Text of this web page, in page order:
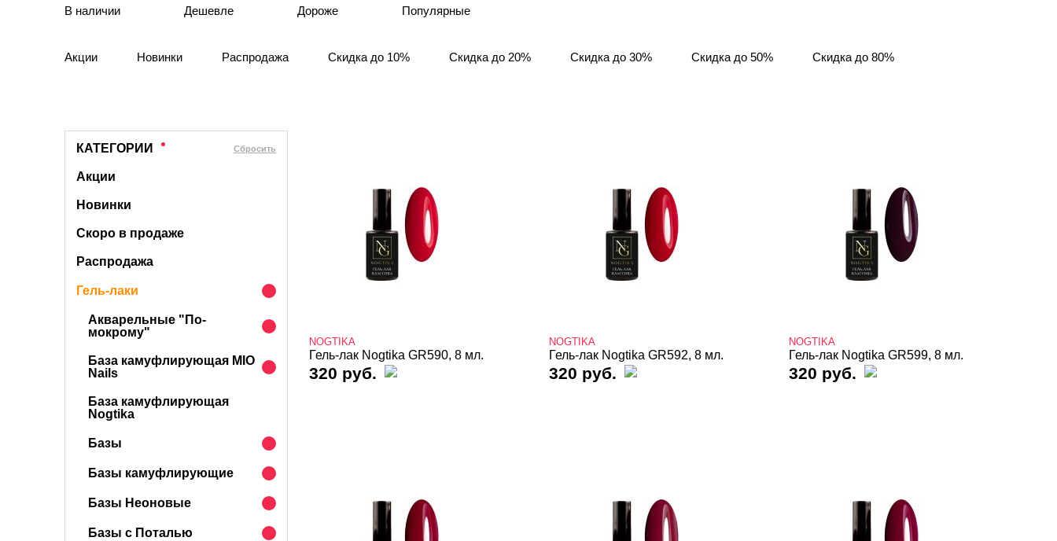
В наличии Дешевле Дороже Популярные
Акции Новинки Распродажа Скидка до 10% Скидка до 20% Скидка до 30% Скидка до 50% Скидка до 80%
КАТЕГОРИИ Cбросить
Акции
Новинки
Скоро в продаже
Распродажа
Гель-лаки
Акварельные "По-
мокрому"
База камуфлирующая MIO
Nails
База камуфлирующая
Nogtika
Базы
Базы камуфлирующие
Базы Неоновые
Базы с Поталью
NOGTIKA
Гель-лак Nogtika GR590, 8 мл.
320 руб.
NOGTIKA
Гель-лак Nogtika GR592, 8 мл.
320 руб.
NOGTIKA
Гель-лак Nogtika GR599, 8 мл.
320 руб.